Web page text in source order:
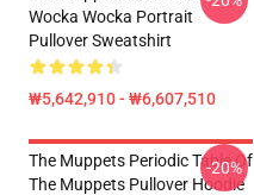
Wocka Wocka Portrait
Pullover Sweatshirt
₩5,642,910 - ₩6,607,510
The Muppets Periodic Table Of
The Muppets Pullover Hoodie
-20%